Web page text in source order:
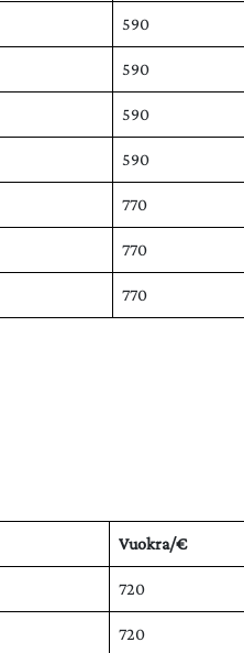
590
590
590
590
770
770
770
Vuokra/€
720
720